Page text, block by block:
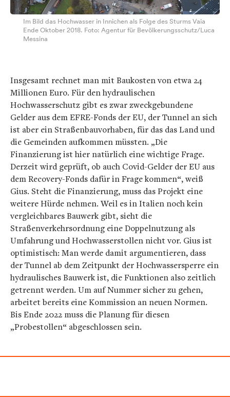
Im Bild das Hochwasser in Innichen als Folge des Sturms Vaia
Ende Oktober 2018. Foto: Agentur für Bevölkerungsschutz/Luca
Messina
Insgesamt rechnet man mit Baukosten von etwa 24
Millionen Euro. Für den hydraulischen
Hochwasserschutz gibt es zwar zweckgebundene
Gelder aus dem EFRE-Fonds der EU, der Tunnel an sich
ist aber ein Straßenbauvorhaben, für das das Land und
die Gemeinden aufkommen müssten. „Die
Finanzierung ist hier natürlich eine wichtige Frage.
Derzeit wird geprüft, ob auch Covid-Gelder der EU aus
dem Recovery-Fonds dafür in Frage kommen“, weiß
Gius. Steht die Finanzierung, muss das Projekt eine
weitere Hürde nehmen. Weil es in Italien noch kein
vergleichbares Bauwerk gibt, sieht die
Straßenverkehrsordnung eine Doppelnutzung als
Umfahrung und Hochwasserstollen nicht vor. Gius ist
optimistisch: Man werde damit argumentieren, dass
der Tunnel ab dem Zeitpunkt der Hochwassersperre ein
hydraulisches Bauwerk ist, die Funktionen also zeitlich
getrennt werden. Um auf Nummer sicher zu gehen,
arbeitet bereits eine Kommission an neuen Normen.
Bis Ende 2022 muss die Planung für diesen
„Probestollen“ abgeschlossen sein.